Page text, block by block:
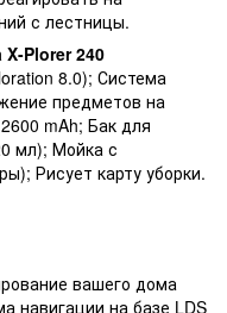
с лестницы.
Plorer 240
8.0); Система
предметов на
mAh; Бак для
мл); Мойка с
Рисует карту уборки.
вашего дома
навигации на базе LDS